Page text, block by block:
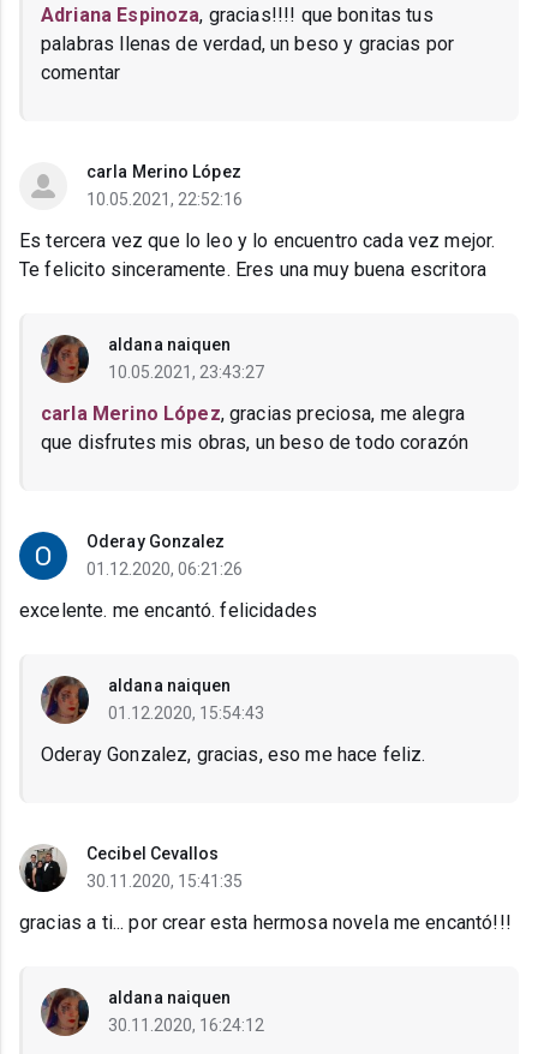
Adriana Espinoza, gracias!!!! que bonitas tus
palabras llenas de verdad, un beso y gracias por
comentar
carla Merino López
10.05.2021, 22:52:16
Es tercera vez que lo leo y lo encuentro cada vez mejor.
Te felicito sinceramente. Eres una muy buena escritora
aldana naiquen
10.05.2021, 23:43:27
carla Merino López, gracias preciosa, me alegra
que disfrutes mis obras, un beso de todo corazón
Oderay Gonzalez
01.12.2020, 06:21:26
excelente. me encantó. felicidades
aldana naiquen
01.12.2020, 15:54:43
Oderay Gonzalez, gracias, eso me hace feliz.
Cecibel Cevallos
30.11.2020, 15:41:35
gracias a ti... por crear esta hermosa novela me encantó!!!
aldana naiquen
30.11.2020, 16:24:12